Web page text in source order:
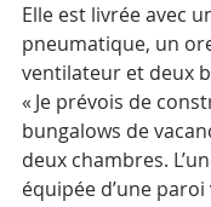
Elle est livrée avec
pneumatique, un
ventilateur et deux
« Je prévois de
bungalows de
deux chambres.
équipée d’une